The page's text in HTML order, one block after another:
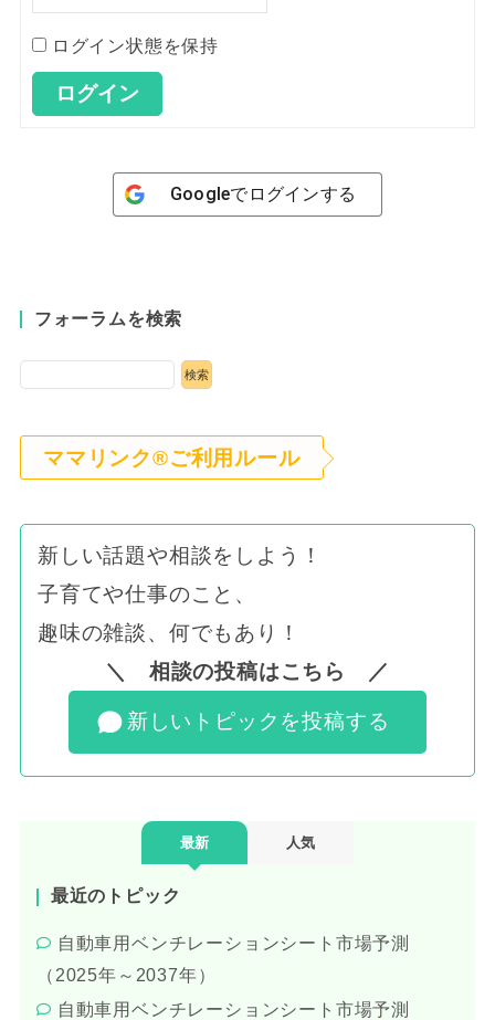
ログイン状態を保持
ログイン
Googleでログインする
フォーラムを検索
ママリンク®ご利用ルール
新しい話題や相談をしよう！
子育てや仕事のこと、
趣味の雑談、何でもあり！
＼ 相談の投稿はこちら ／
新しいトピックを投稿する
最新 人気
最近のトピック
自動車用ベンチレーションシート市場予測
（2025年～2037年）
自動車用ベンチレーションシート市場予測